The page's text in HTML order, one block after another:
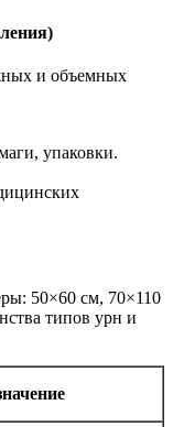
и объемных
упаковки.
50×60 см, 70×110
типов урн и